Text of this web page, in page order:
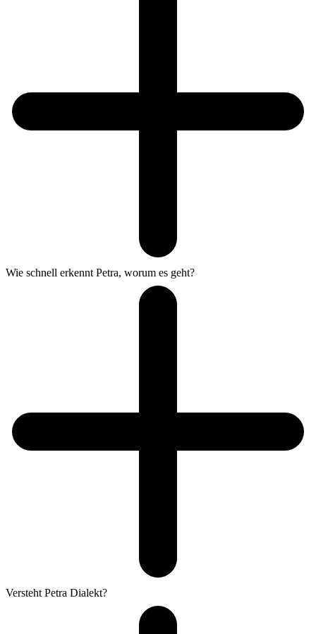
Wie schnell erkennt Petra, worum es geht?
Versteht Petra Dialekt?